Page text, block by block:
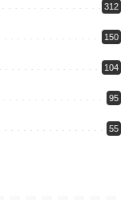
312
150
104
95
55